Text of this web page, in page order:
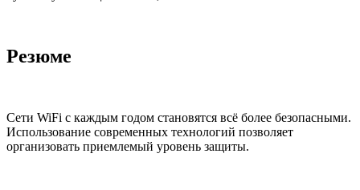
Резюме
Сети WiFi с каждым годом становятся всё более безопасными.
Использование современных технологий позволяет
организовать приемлемый уровень защиты.